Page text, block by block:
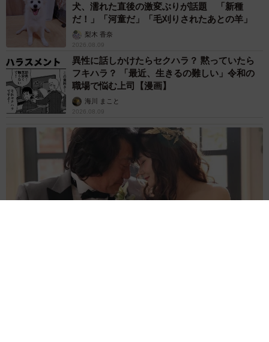
犬、濡れた直後の激変ぶりが話題 「新種
だ！」「河童だ」「毛刈りされたあとの羊」
梨木 香奈
2026.08.09
異性に話しかけたらセクハラ？ 黙っていたら
フキハラ？ 「最近、生きるの難しい」令和の
職場で悩む上司【漫画】
海川 まこと
2026.08.09